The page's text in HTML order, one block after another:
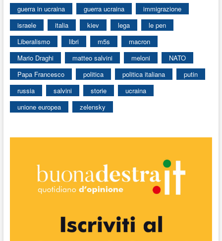
guerra in ucraina
guerra ucraina
immigrazione
israele
italia kiev lega
le pen
Liberalismo
libri m5s
macron
Mario Draghi
matteo salvini meloni
NATO
Papa Francesco
politica politica italiana
putin
russia
salvini storie
ucraina
unione europea
zelensky